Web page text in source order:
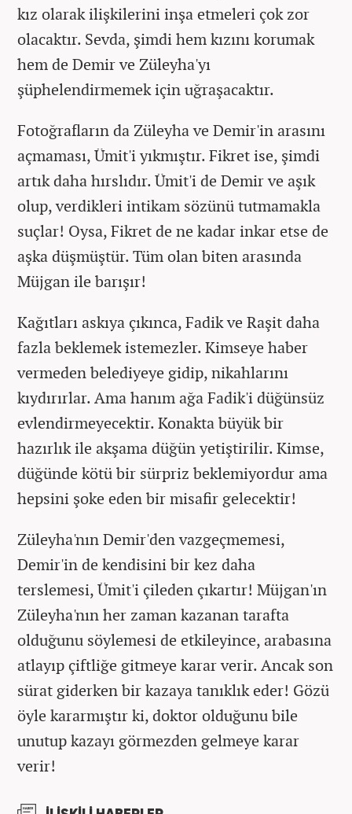
kız olarak ilişkilerini inşa etmeleri çok zor
olacaktır. Sevda, şimdi hem kızını korumak
hem de Demir ve Züleyha'yı
şüphelendirmemek için uğraşacaktır.
Fotoğrafların da Züleyha ve Demir'in arasını
açmaması, Ümit'i yıkmıştır. Fikret ise, şimdi
artık daha hırslıdır. Ümit'i de Demir ve aşık
olup, verdikleri intikam sözünü tutmamakla
suçlar! Oysa, Fikret de ne kadar inkar etse de
aşka düşmüştür. Tüm olan biten arasında
Müjgan ile barışır!
Kağıtları askıya çıkınca, Fadik ve Raşit daha
fazla beklemek istemezler. Kimseye haber
vermeden belediyeye gidip, nikahlarını
kıydırırlar. Ama hanım ağa Fadik'i düğünsüz
evlendirmeyecektir. Konakta büyük bir
hazırlık ile akşama düğün yetiştirilir. Kimse,
düğünde kötü bir sürpriz beklemiyordur ama
hepsini şoke eden bir misafir gelecektir!
Züleyha'nın Demir'den vazgeçmemesi,
Demir'in de kendisini bir kez daha
terslemesi, Ümit'i çileden çıkartır! Müjgan'ın
Züleyha'nın her zaman kazanan tarafta
olduğunu söylemesi de etkileyince, arabasına
atlayıp çiftliğe gitmeye karar verir. Ancak son
sürat giderken bir kazaya tanıklık eder! Gözü
öyle kararmıştır ki, doktor olduğunu bile
unutup kazayı görmezden gelmeye karar
verir!